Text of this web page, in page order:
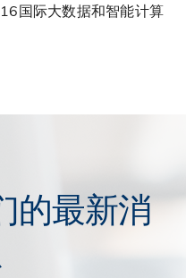
国际大数据和智能计算
的最新消